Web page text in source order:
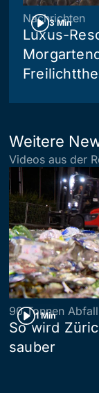
3 Min
Nachrichten
Luxus-
Weitere
Videos aus der
1 Min
90 Tonnen Abfall
So wird
sauber